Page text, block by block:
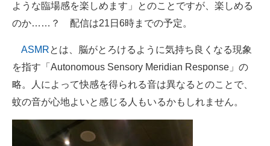
製造業のIT導入・活用を支援
エレクトロニクス専門サイト
電子設計の基本と応用
建設×テクノロジーの最前線
ような臨場感を楽しめます」とのことですが、楽しめる
のか……？ 配信は21日6時までの予定。
ASMRとは、脳がとろけるように気持ち良くなる現象
を指す「Autonomous Sensory Meridian Response」の
略。人によって快感を得られる音は異なるとのことで、
蚊の音が心地よいと感じる人もいるかもしれません。